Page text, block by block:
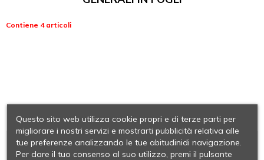
Contiene 4 articoli
Questo sito web utilizza cookie propri e di terze parti per
migliorare i nostri servizi e mostrarti pubblicità relativa alle
tue preferenze analizzando le tue abitudinidi navigazione.
Per dare il tuo consenso al suo utilizzo, premi il pulsante